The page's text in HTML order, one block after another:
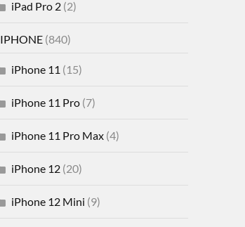
iPad Pro 2(2)
IPHONE(840)
iPhone 11 (15)
iPhone 11 Pro(7)
iPhone 11 Pro Max(4)
iPhone 12(20)
iPhone 12 Mini (9)